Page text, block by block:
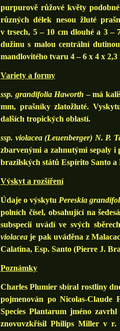
purpurově růžové květy
různých délek nesou žluté
v trsech, 5 – 10 cm dlouhé a 3
dužinu s malou centrální
mandlovitého tvaru 4 – 6 x 4 x
Variety a formy
ssp. grandifolia Haworth – má
mm, prašníky zlatožluté.
dalších tropických oblastí.
ssp. violacea (Leuenberger) N. P.
zbarvenými a zahnutými sepaly i
brazilských států Espírito Santo a
Výskyt a rozšíření
Údaje o výskytu Pereskia
polních čísel, obsahující na
subspecii uvádí ve svých
violaceaje pak uváděna z
Calatina, Esp. Santo (Pierre J.
Poznámky
Charles Plumier sbíral rostliny
pojmenován po Nicolas-Claude
Species Plantarum jméno
znovuvzkřísil Philips Miller v r.